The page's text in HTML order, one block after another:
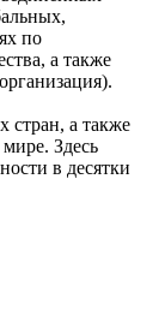
по
а также
стран, а также
Здесь
в десятки